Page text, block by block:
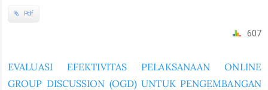
Pdf
607
EVALUASI EFEKTIVITAS PELAKSANAAN ONLINE
GROUP DISCUSSION (OGD) UNTUK PENGEMBANGAN